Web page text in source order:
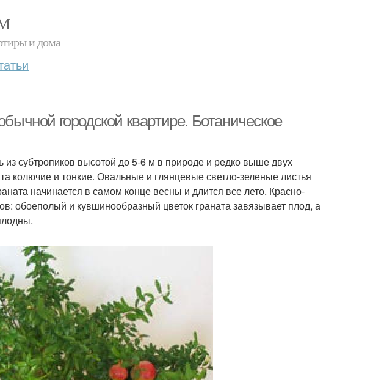
и дома
городской квартире. Ботаническое
из субтропиков высотой до 5-6 м в природе и редко выше двух
колючие и тонкие. Овальные и глянцевые светло-зеленые листья
начинается в самом конце весны и длится все лето. Красно-
обоеполый и кувшинообразный цветок граната завязывает плод, а